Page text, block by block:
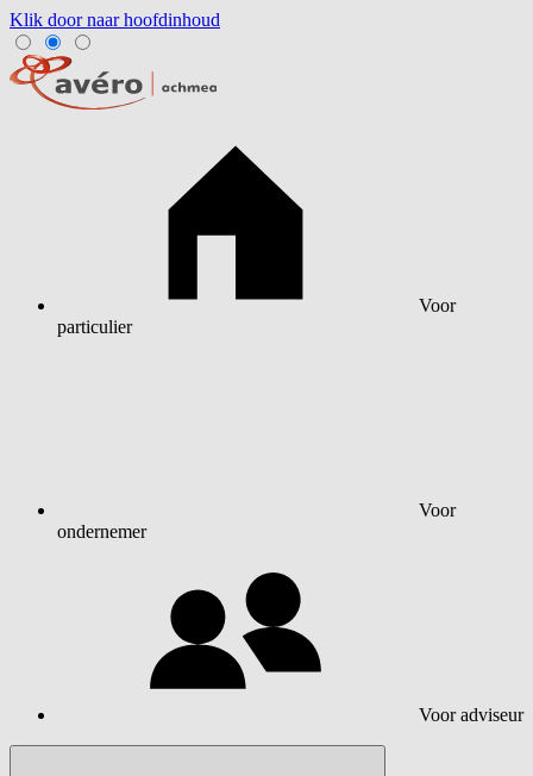
Klik door naar hoofdinhoud
Voor
particulier
Voor
ondernemer
Voor adviseur